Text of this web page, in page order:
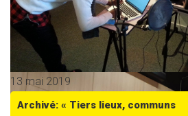
13 mai 2019
Archivé: « Tiers lieux, communs